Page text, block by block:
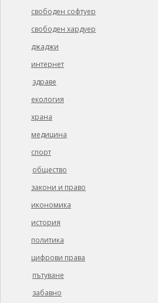
свободен софтуер
свободен хардуер
джаджи
интернет
здраве
екология
храна
медицина
спорт
общество
закони и право
икономика
история
политика
цифрови права
пътуване
забавно